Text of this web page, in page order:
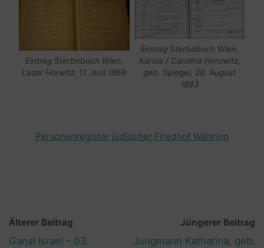
Eintrag Sterbebuch Wien,
Lazar Horwitz, 11. Juni 1868
Eintrag Sterbebuch Wien,
Karola / Carolina Horowitz,
geb. Spiegel, 28. August
1893
Personenregister jüdischer Friedhof Währing
Älterer Beitrag
Gansl Israel – 03.
Jüngerer Beitrag
Jungmann Katharina, geb.